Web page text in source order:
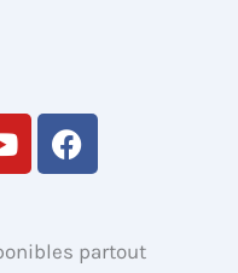
Y
o
u
F
a
bpartout